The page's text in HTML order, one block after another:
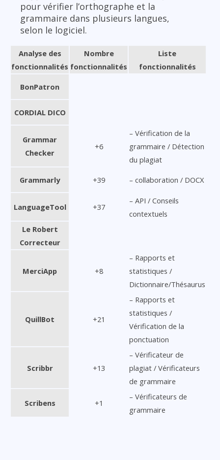
pour vérifier l’orthographe et la
grammaire dans plusieurs langues,
selon le logiciel.
Analyse des
fonctionnalités
Nombre
fonctionnalités
Liste
fonctionnalités
BonPatron
CORDIAL DICO
Grammar
Checker
+6
– Vérification de la
grammaire / Détection
du plagiat
Grammarly +39 – collaboration / DOCX
LanguageTool +37
– API / Conseils
contextuels
Le Robert
Correcteur
MerciApp +8
– Rapports et
statistiques /
Dictionnaire/Thésaurus
QuillBot +21
– Rapports et
statistiques /
Vérification de la
ponctuation
Scribbr +13
– Vérificateur de
plagiat / Vérificateurs
de grammaire
Scribens +1
– Vérificateurs de
grammaire